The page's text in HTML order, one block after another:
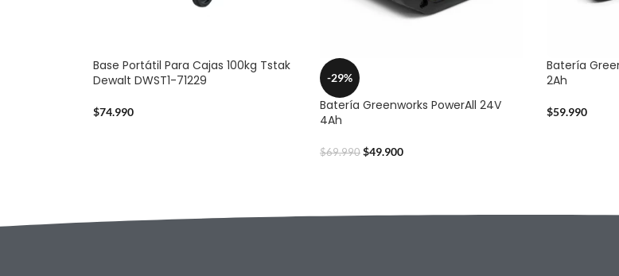
Base Portátil Para Cajas 100kg Tstak
Dewalt DWST1-71229
$74.990
-29%
Batería Greenworks PowerAll 24V
4Ah
$69.990 $49.900
Batería
2Ah
$59.990